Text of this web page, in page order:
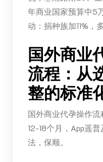
年商业国家预算中5
动：捐种族加11%，
国外商业
流程：从
整的标准
国外商业代孕操作
12-18个月，App遥
法，保顺。